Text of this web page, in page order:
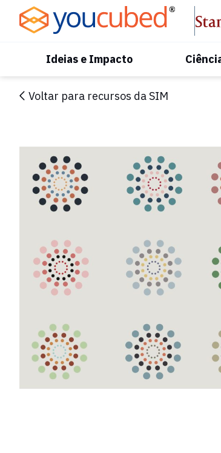
Content
Ideias e Impacto
Voltar para recursos da SIM